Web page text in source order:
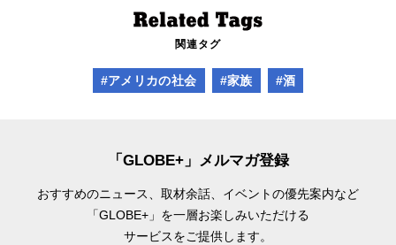
関連タグ
#アメリカの社会 #家族 #酒
「GLOBE+」メルマガ登録
おすすめのニュース、取材余話、 イベントの優先案内など
「GLOBE+」を一層お楽しみいただける
サービスをご提供します。